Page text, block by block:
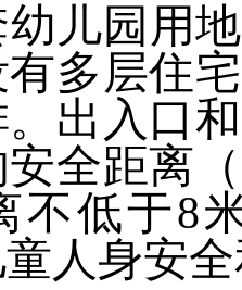
儿园用
多层住
出入口
全距离
不低于8
人身安